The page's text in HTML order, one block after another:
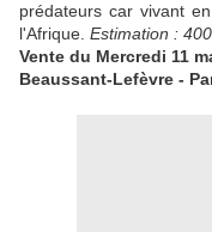
prédateurs car vivant
l'Afrique. Estimation :
Vente du Mercredi 11
Beaussant-Lefèvre -